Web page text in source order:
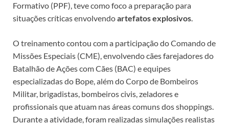
Formativo (PPF), teve como foco a preparação para
situações críticas envolvendoartefatos explosivos.
O treinamento contou com a participação do Comando de
Missões Especiais (CME), envolvendo cães farejadores do
Batalhão de Ações com Cães (BAC) e equipes
especializadas do Bope, além do Corpo de Bombeiros
Militar, brigadistas, bombeiros civis, zeladores e
profissionais que atuam nas áreas comuns dos shoppings.
Durante a atividade, foram realizadas simulações realistas